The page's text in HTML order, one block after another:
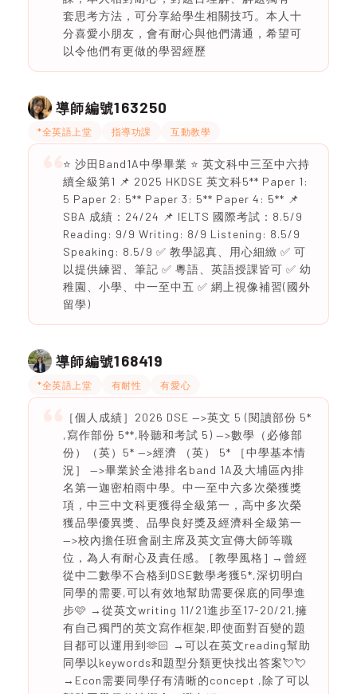
套思考方法，可分享給學生相關技巧。本人十
分喜愛小朋友，會有耐心與他們溝通，希望可
以令他們有更做的學習經歷
導師編號163250
*全英語上堂 指導功課 互動教學
⭐ 沙田Band1A中學畢業 ⭐ 英文科中三至中六持
續全級第1 📌 2025 HKDSE 英文科5** Paper 1:
5 Paper 2: 5** Paper 3: 5** Paper 4: 5** 📌
SBA 成績：24/24 📌 IELTS 國際考試：8.5/9
Reading: 9/9 Writing: 8/9 Listening: 8.5/9
Speaking: 8.5/9 ✅ 教學認真、用心細緻 ✅ 可
以提供練習、筆記 ✅ 粵語、英語授課皆可 ✅ 幼
稚園、小學、中一至中五 ✅ 網上視像補習(國外
留學)
導師編號168419
*全英語上堂 有耐性 有愛心
［個人成績］2026 DSE —>英文 5 (閱讀部份 5*
,寫作部份 5**,聆聽和考試 5) —>數學（必修部
份）（英）5* —>經濟 （英） 5* ［中學基本情
況］ —>畢業於全港排名band 1A及大埔區內排
名第一迦密柏雨中學。中一至中六多次榮獲獎
項，中三中文科更獲得全級第一，高中多次榮
獲品學優異獎、品學良好獎及經濟科全級第一
—>校內擔任班會副主席及英文宣傳大師等職
位，為人有耐心及責任感。 [教學風格] →曾經
從中二數學不合格到DSE數學考獲5*,深切明白
同學的需要,可以有效地幫助需要保底的同學進
步🩷 →從英文writing 11/21進步至17-20/21,擁
有自己獨門的英文寫作框架,即使面對百變的題
目都可以運用到🫶🏻 →可以在英文reading幫助
同學以keywords和題型分類更快找出答案💘💘
→Econ需要同學仔有清晰的concept ,除了可以